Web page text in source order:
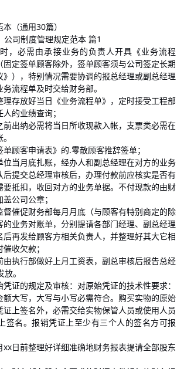
（通用30篇）
公司制度管理规定范本 篇1
必需由承接业务的负责人开具《业务流程
定签单顾客除外，签单顾客须与公司签定长期
》），特别情况需要协调的报总经理或副总经理
流程单及时交给财务部。
存放好当日《业务流程单》，定时接受工程部
的业绩查询；
出纳必需将当日所收现款入帐，支票类必需在
客申请表》的.零散顾客推辞签单；
当月底扎账，经办人和副总经理在对方的业务
后提交总经理审核后，办理付款前应核实是否有
要抵扣，收回对方的业务单据。不付现款的由财
公司公章；
催促财务部每月月底（与顾客有特别商定的除
业务对账单，分别提请各部门经理、副总经理
再发给顾客方相关负责人，并整理好其大它相
收欠款；
执行部做好上月工资表，副总审核后报告总经
。
的规定及审核：对原始凭证的技术性要求：
额大写，大写与小写必需符合。购买实物的原始
上签名外，必需交给实物保管人员或使用人员
签名。报销凭证上至少有三个人的签名方可报
日前整理好详细准确地财务报表提请全部股东